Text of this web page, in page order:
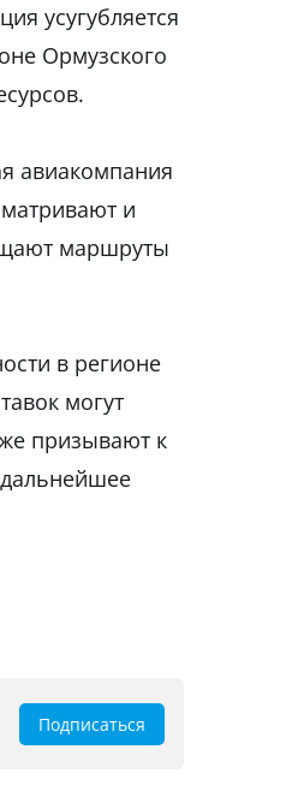
усугубляется
Ормузского
авиакомпания
и
маршруты
в регионе
могут
призывают к
Подписаться